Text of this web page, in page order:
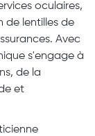
oculaires,
de lentilles de
Avec
s'engage à
de la
et